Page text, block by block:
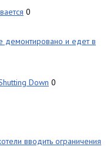
0
демонтировано и едет в
Down 0
вводить ограничения